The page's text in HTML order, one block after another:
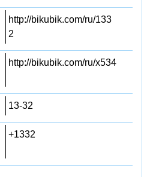
http://bikubik.com/ru/133
2
http://bikubik.com/ru/x534
13-32
+1332